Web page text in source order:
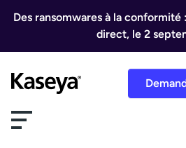
Des ransomwares à la
direct, le 2